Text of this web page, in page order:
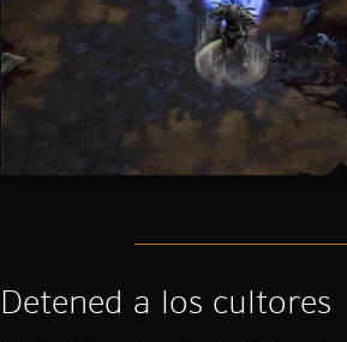
Detened a los cultores